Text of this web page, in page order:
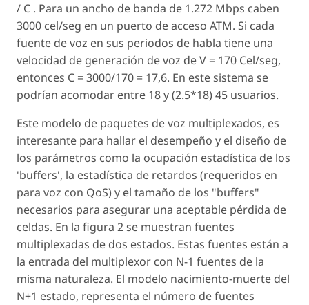
/ C . Para un ancho de banda de 1.272 Mbps caben
3000 cel/seg en un puerto de acceso ATM. Si cada
fuente de voz en sus periodos de habla tiene una
velocidad de generación de voz de V = 170 Cel/seg,
entonces C = 3000/170 = 17,6. En este sistema se
podrían acomodar entre 18 y (2.5*18) 45 usuarios.
Este modelo de paquetes de voz multiplexados, es
interesante para hallar el desempeño y el diseño de
los parámetros como la ocupación estadística de los
'buffers', la estadística de retardos (requeridos en
para voz con QoS) y el tamaño de los "buffers"
necesarios para asegurar una aceptable pérdida de
celdas. En la figura 2 se muestran fuentes
multiplexadas de dos estados. Estas fuentes están a
la entrada del multiplexor con N-1 fuentes de la
misma naturaleza. El modelo nacimiento-muerte del
N+1 estado, representa el número de fuentes